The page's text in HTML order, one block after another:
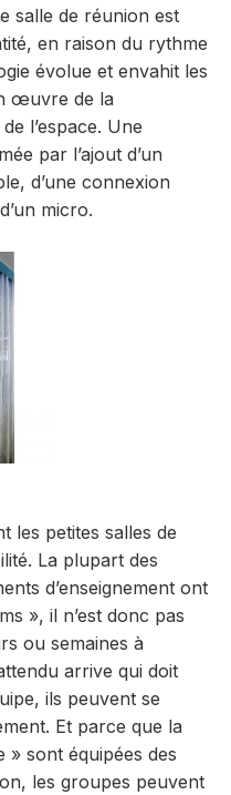
salle de réunion est
en raison du rythme
évolue et envahit les
œuvre de la
l’espace. Une
par l’ajout d’un
d’une connexion
micro.
les petites salles de
La plupart des
d’enseignement ont
», il n’est donc pas
ou semaines à
arrive qui doit
ils peuvent se
Et parce que la
» sont équipées des
les groupes peuvent